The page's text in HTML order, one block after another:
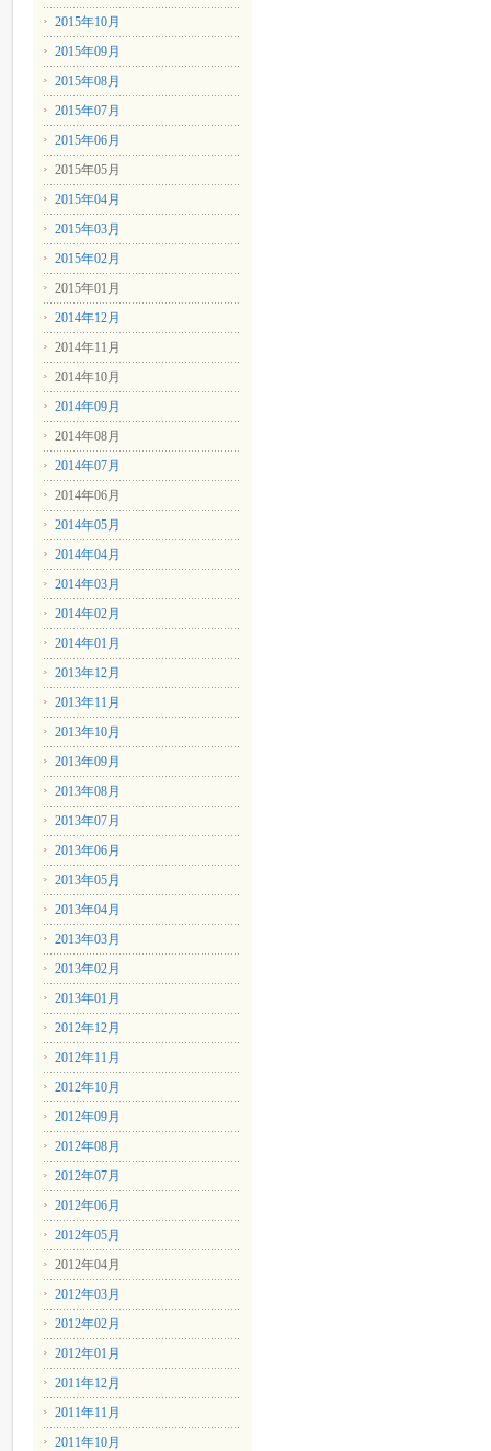
2015年10月
2015年09月
2015年08月
2015年07月
2015年06月
2015年05月
2015年04月
2015年03月
2015年02月
2015年01月
2014年12月
2014年11月
2014年10月
2014年09月
2014年08月
2014年07月
2014年06月
2014年05月
2014年04月
2014年03月
2014年02月
2014年01月
2013年12月
2013年11月
2013年10月
2013年09月
2013年08月
2013年07月
2013年06月
2013年05月
2013年04月
2013年03月
2013年02月
2013年01月
2012年12月
2012年11月
2012年10月
2012年09月
2012年08月
2012年07月
2012年06月
2012年05月
2012年04月
2012年03月
2012年02月
2012年01月
2011年12月
2011年11月
2011年10月